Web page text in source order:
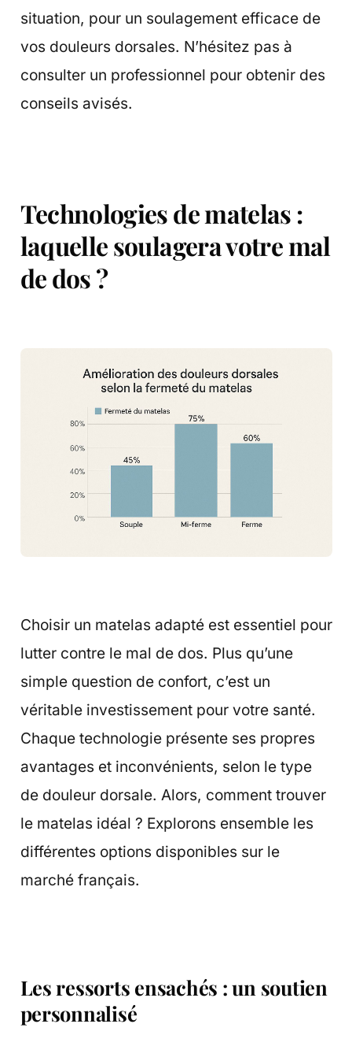
situation, pour un soulagement efficace de
vos douleurs dorsales. N’hésitez pas à
consulter un professionnel pour obtenir des
conseils avisés.
Technologies de matelas :
laquelle soulagera votre mal
de dos ?
Choisir un matelas adapté est essentiel pour
lutter contre le mal de dos. Plus qu’une
simple question de confort, c’est un
véritable investissement pour votre santé.
Chaque technologie présente ses propres
avantages et inconvénients, selon le type
de douleur dorsale. Alors, comment trouver
le matelas idéal ? Explorons ensemble les
différentes options disponibles sur le
marché français.
Les ressorts ensachés : un soutien
personnalisé